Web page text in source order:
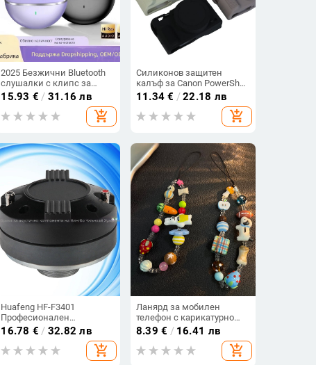
2025 Безжични Bluetooth
слушалки с клипс за
спорт, дълъг живот на
батерията,
шумопотискане,
висококачествен звук и
15.93 € / 31.16 лв
add_shopping_cart
Силиконов защитен
калъф за Canon PowerShot
G7X Mark III – клъч стил,
съвместим с G7X3,
вътрешна силиконова
11.34 € /22.18 лв
add_shopping_cart
Huafeng HF-F3401
Професионален
високочестотен драйвер
за сценично аудио —
диафрагма: титанов
16.78 € / 32.82 лв
add_shopping_cart
Ланярд за мобилен
телефон с карикатурно
кученце, ръчна изработка,
смола, PVC въже,
пластмасова катарама,
8.39 € / 16.41 лв
add_shopping_cart